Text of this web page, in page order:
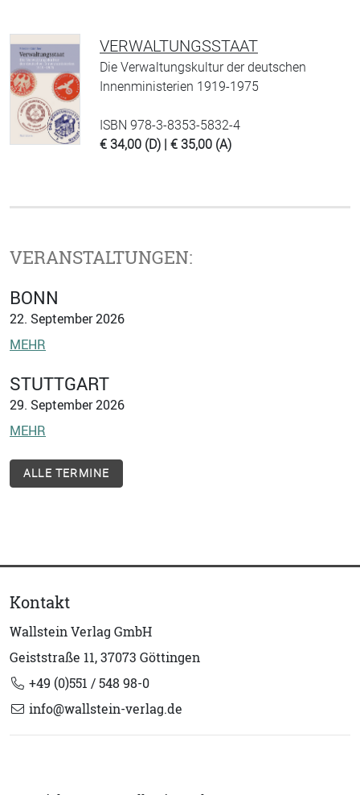
VERWALTUNGSSTAAT
Die Verwaltungskultur der deutschen
Innenministerien 1919-1975
ISBN 978-3-8353-5832-4
€ 34,00 (D) | € 35,00 (A)
VERANSTALTUNGEN:
BONN
22. September 2026
MEHR
STUTTGART
29. September 2026
MEHR
ALLE TERMINE
Kontakt
Wallstein Verlag GmbH
Geiststraße 11, 37073 Göttingen
+49 (0)551 / 548 98-0
info@wallstein-verlag.de